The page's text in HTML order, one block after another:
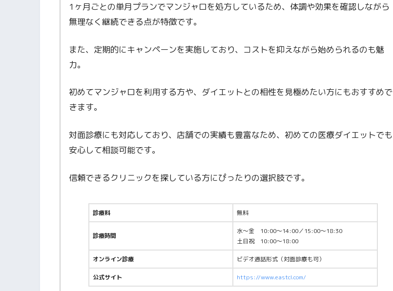
1ヶ月ごとの単月プランでマンジャロを処方しているため、体調や効果を確認しながら
無理なく継続できる点が特徴です。
また、定期的にキャンペーンを実施しており、コストを抑えながら始められるのも魅
力。
初めてマンジャロを利用する方や、ダイエットとの相性を見極めたい方にもおすすめで
きます。
対面診療にも対応しており、店舗での実績も豊富なため、初めての医療ダイエットでも
安心して相談可能です。
信頼できるクリニックを探している方にぴったりの選択肢です。
診療料 無料
診療時間
水〜金 10:00〜14:00／15:00〜18:30
土日祝 10:00〜18:00
オンライン診療 ビデオ通話形式（対面診療も可）
公式サイト https://www.eastcl.com/